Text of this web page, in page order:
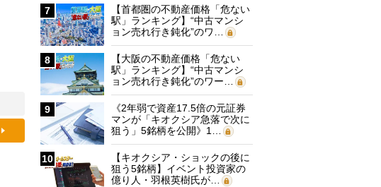
7
【首都圏の不動産価格「危ない
駅」ランキング】“中古マンシ
ョン売れ行き鈍化”のワ…
8
【大阪の不動産価格「危ない
駅」ランキング】“中古マンシ
ョン売れ行き鈍化”のワー…
9
《2年弱で資産17.5倍の元証券
マンが「キオクシア急落で次に
狙う」5銘柄を公開》1…
10
【キオクシア・ショックの後に
狙う5銘柄】イベント投資家の
億り人・羽根英樹氏が…